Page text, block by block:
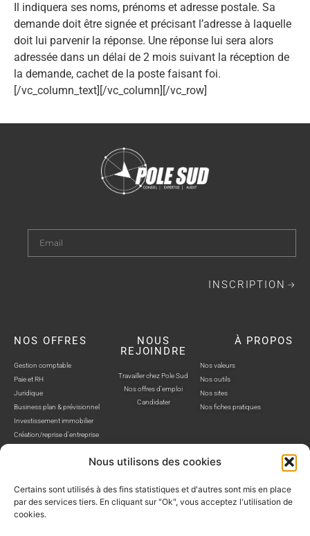
Nous utilisons des cookies
Certains sont utilisés à des fins statistiques et d'autres sont mis en place
par des services tiers. En cliquant sur "Ok", vous acceptez l'utilisation de
cookies.
Il indiquera ses noms, prénoms et adresse postale. Sa
demande doit être signée et précisant l’adresse à laquelle
doit lui parvenir la réponse. Une réponse lui sera alors
adressée dans un délai de 2 mois suivant la réception de
la demande, cachet de la poste faisant foi.
[/vc_column_text][/vc_column][/vc_row]
INSCRIPTION
NOS OFFRES
Gestion comptable
Paie et RH
Juridique
Business plan & prévisionnel
Investissement immobilier
Création/reprise d'entreprise
NOUS
REJOINDRE
Travailler chez Pole Sud
Nos offres d'emploi
Candidater
À PROPOS
Nos valeurs
Nos outils
Nos sites
Nos fiches pratiques
POLE SUD, TOUS DROITS RÉSERVÉS © SITE WEB RÉALISÉ PAR AUSTRA